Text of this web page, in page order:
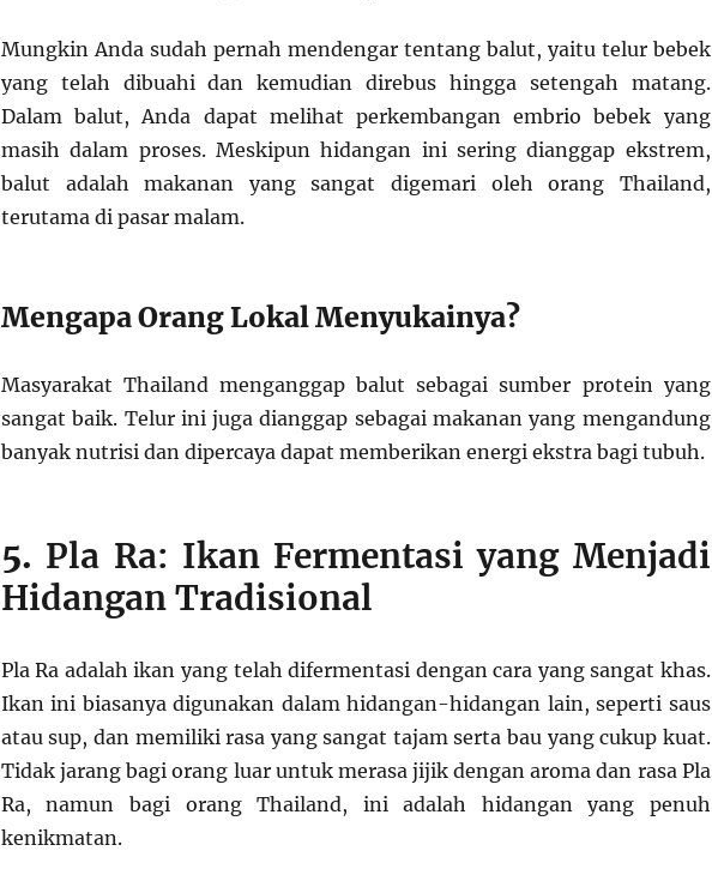
Mungkin Anda sudah pernah mendengar tentang balut, yaitu telur bebek
yang telah dibuahi dan kemudian direbus hingga setengah matang.
Dalam balut, Anda dapat melihat perkembangan embrio bebek yang
masih dalam proses. Meskipun hidangan ini sering dianggap ekstrem,
balut adalah makanan yang sangat digemari oleh orang Thailand,
terutama di pasar malam.
Mengapa Orang Lokal Menyukainya?
Masyarakat Thailand menganggap balut sebagai sumber protein yang
sangat baik. Telur ini juga dianggap sebagai makanan yang mengandung
banyak nutrisi dan dipercaya dapat memberikan energi ekstra bagi tubuh.
5. Pla Ra: Ikan Fermentasi yang Menjadi
Hidangan Tradisional
Pla Ra adalah ikan yang telah difermentasi dengan cara yang sangat khas.
Ikan ini biasanya digunakan dalam hidangan-hidangan lain, seperti saus
atau sup, dan memiliki rasa yang sangat tajam serta bau yang cukup kuat.
Tidak jarang bagi orang luar untuk merasa jijik dengan aroma dan rasa Pla
Ra, namun bagi orang Thailand, ini adalah hidangan yang penuh
kenikmatan.